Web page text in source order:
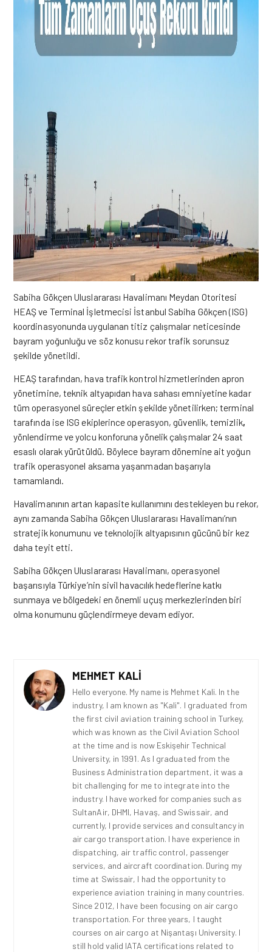
Sabiha Gökçen Uluslararası Havalimanı Meydan Otoritesi
HEAŞ ve Terminal İşletmecisi İstanbul Sabiha Gökçen (ISG)
koordinasyonunda uygulanan titiz çalışmalar neticesinde
bayram yoğunluğu ve söz konusu rekor trafik sorunsuz
şekilde yönetildi.
HEAŞ tarafından, hava trafik kontrol hizmetlerinden apron
yönetimine, teknik altyapıdan hava sahası emniyetine kadar
tüm operasyonel süreçler etkin şekilde yönetilirken; terminal
tarafında ise ISG ekiplerince operasyon, güvenlik, temizlik,
yönlendirme ve yolcu konforuna yönelik çalışmalar 24 saat
esaslı olarak yürütüldü. Böylece bayram dönemine ait yoğun
trafik operasyonel aksama yaşanmadan başarıyla
tamamlandı.
Havalimanının artan kapasite kullanımını destekleyen bu rekor,
aynı zamanda Sabiha Gökçen Uluslararası Havalimanı’nın
stratejik konumunu ve teknolojik altyapısının gücünü bir kez
daha teyit etti.
Sabiha Gökçen Uluslararası Havalimanı, operasyonel
başarısıyla Türkiye’nin sivil havacılık hedeflerine katkı
sunmaya ve bölgedeki en önemli uçuş merkezlerinden biri
olma konumunu güçlendirmeye devam ediyor.
MEHMET KALI
Hello everyone. My name is Mehmet Kali. In the
industry, I am known as "Kali". I graduated from
the first civil aviation training school in Turkey,
which was known as the Civil Aviation School
at the time and is now Eskişehir Technical
University, in 1991. As I graduated from the
Business Administration department, it was a
bit challenging for me to integrate into the
industry. I have worked for companies such as
SultanAir, DHMI, Havaş, and Swissair, and
currently, I provide services and consultancy in
air cargo transportation. I have experience in
dispatching, air traffic control, passenger
services, and aircraft coordination. During my
time at Swissair, I had the opportunity to
experience aviation training in many countries.
Since 2012, I have been focusing on air cargo
transportation. For three years, I taught
courses on air cargo at Nişantaşı University. I
still hold valid IATA certifications related to